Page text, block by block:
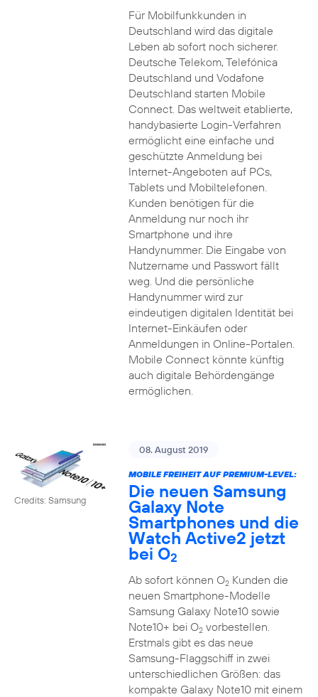
Für Mobilfunkkunden in
Deutschland wird das digitale
Leben ab sofort noch sicherer.
Deutsche Telekom, Telefónica
Deutschland und Vodafone
Deutschland starten Mobile
Connect. Das weltweit etablierte,
handybasierte Login-Verfahren
ermöglicht eine einfache und
geschützte Anmeldung bei
Internet-Angeboten auf PCs,
Tablets und Mobiltelefonen.
Kunden benötigen für die
Anmeldung nur noch ihr
Smartphone und ihre
Handynummer. Die Eingabe von
Nutzername und Passwort fällt
weg. Und die persönliche
Handynummer wird zur
eindeutigen digitalen Identität bei
Internet-Einkäufen oder
Anmeldungen in Online-Portalen.
Mobile Connect könnte künftig
auch digitale Behördengänge
ermöglichen.
Credits: Samsung
08. August 2019
MOBILE FREIHEIT AUF PREMIUM-LEVEL:
Die neuen Samsung
Galaxy Note
Smartphones und die
Watch Active2 jetzt
bei O2
Ab sofort können O2Kunden die
neuen Smartphone-Modelle
Samsung Galaxy Note10 sowie
Note10+ bei O2vorbestellen.
Erstmals gibt es das neue
Samsung-Flaggschiff in zwei
unterschiedlichen Größen: das
kompakte Galaxy Note10 mit einem